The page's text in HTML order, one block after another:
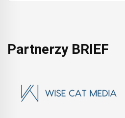
Partnerzy BRIEF